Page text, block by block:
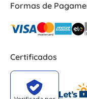
Formas de
Certificados